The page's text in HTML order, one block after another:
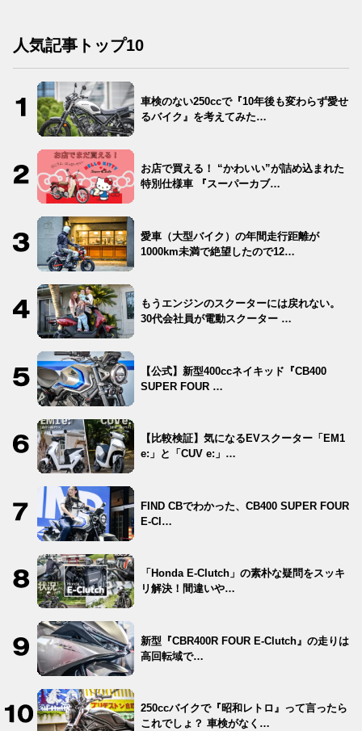
人気記事トップ10
車検のない250ccで『10年後も変わらず愛せ
るバイク』を考えてみた…
お店で買える！ “かわいい”が詰め込まれた
特別仕様車 『スーパーカブ…
愛車（大型バイク）の年間走行距離が
1000km未満で絶望したので12…
もうエンジンのスクーターには戻れない。
30代会社員が電動スクーター …
【公式】新型400ccネイキッド『CB400
SUPER FOUR …
【比較検証】気になるEVスクーター「EM1
e:」と「CUV e:」…
FIND CBでわかった、CB400 SUPER FOUR
E-Cl…
「Honda E-Clutch」の素朴な疑問をスッキ
リ解決！間違いや…
新型『CBR400R FOUR E-Clutch』の走りは
高回転域で…
250ccバイクで『昭和レトロ』って言ったら
これでしょ？ 車検がなく…